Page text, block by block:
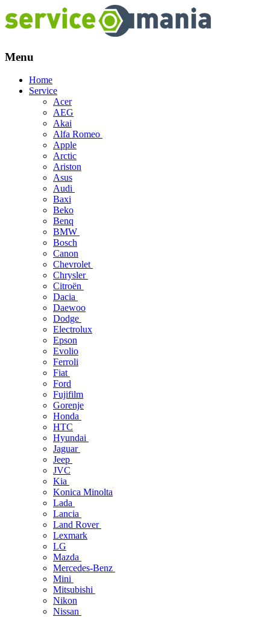
Menu
Skip
Home
Service
Acer
AEG
Akai
Alfa Romeo
Apple
Arctic
Ariston
Asus
Audi
Baxi
Beko
Benq
BMW
Bosch
Canon
Chevrolet
Chrysler
Citroën
Dacia
Daewoo
Dodge
Electrolux
Epson
Evolio
Ferroli
Fiat
Ford
Fujifilm
Gorenje
Honda
HTC
Hyundai
Jaguar
Jeep
JVC
Kia
Konica Minolta
Lada
Lancia
Land Rover
Lexmark
LG
Mazda
Mercedes-Benz
Mini
Mitsubishi
Nikon
Nissan